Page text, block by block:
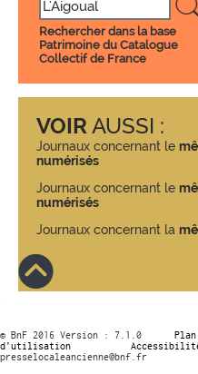
Rechercher dans la base
Patrimoine du Catalogue
Collectif de France
VOIR AUSSI :
Journaux concernant le
numérisés
Journaux concernant le
numérisés
Journaux concernant la
© BnF 2016 Version : 7.1.0
d’utilisation
presselocaleancienne@bnf.fr